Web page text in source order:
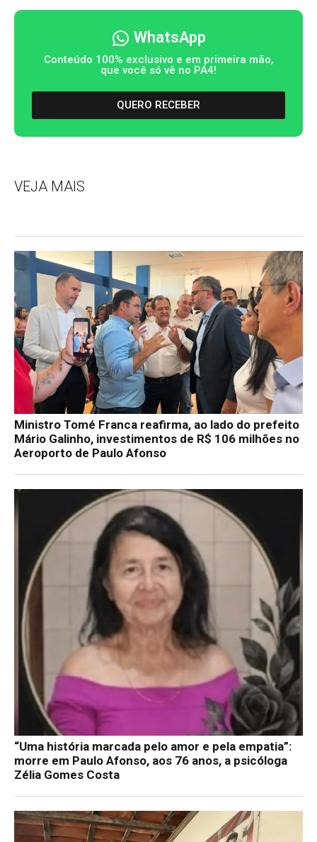
WhatsApp
Conteúdo 100% exclusivo e em primeira mão,
que você só vê no PA4!
QUERO RECEBER
VEJA MAIS
Ministro Tomé Franca reafirma, ao lado do prefeito
Mário Galinho, investimentos de R$ 106 milhões no
Aeroporto de Paulo Afonso
“Uma história marcada pelo amor e pela empatia”:
morre em Paulo Afonso, aos 76 anos, a psicóloga
Zélia Gomes Costa